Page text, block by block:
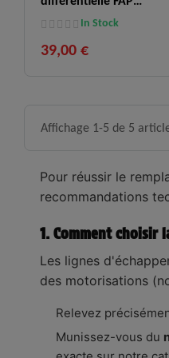
remplace PSA 1618LP
In Stock
39,00 €
Affichage 1-5 de 5
Pour réussir le
recommandations
1. Comment choisir
Les lignes
des motorisations
Relevez
Munissez-vous du